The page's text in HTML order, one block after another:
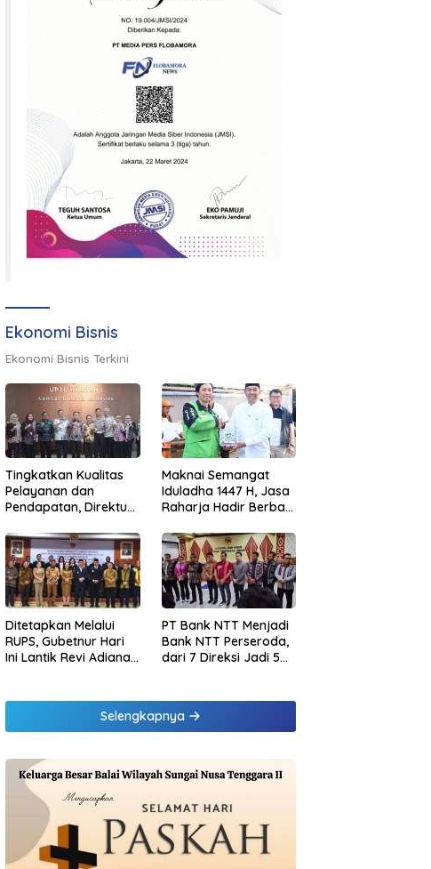
Ekonomi Bisnis
Ekonomi Bisnis Terkini
Tingkatkan Kualitas
Pelayanan dan
Pendapatan, Direktur
Raharja Berikan
Pembinaan di
Lampung dan Tinjau
Samsat Rajabasa
Maknai Semangat
Iduladha 1447 H, Jasa
Raharja Hadir Berbagi
melalui Penyaluran
Paket Daging Kurban
Ditetapkan Melalui
RUPS, Gubetnur Hari
Ini Lantik Revi Adiana
PT Bank NTT Menjadi
Bank NTT Perseroda,
dari 7 Direksi Jadi 5
Komisaris
Selengkapnya